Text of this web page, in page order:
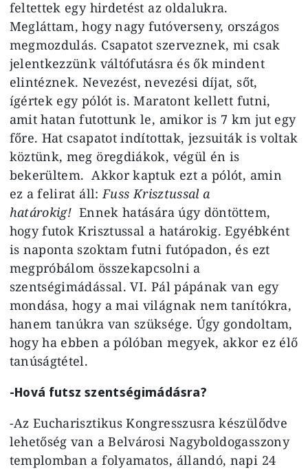
feltettek egy hirdetést az oldalukra.
Megláttam, hogy nagy futóverseny, országos
megmozdulás. Csapatot szerveznek, mi csak
jelentkezzünk váltófutásra és ők mindent
elintéznek. Nevezést, nevezési díjat, sőt,
ígértek egy pólót is. Maratont kellett futni,
amit hatan futottunk le, amikor is 7 km jut egy
főre. Hat csapatot indítottak, jezsuiták is voltak
köztünk, meg öregdiákok, végül én is
bekerültem. Akkor kaptuk ezt a pólót, amin
ez a felirat áll: Fuss Krisztussal a
határokig! Ennek hatására úgy döntöttem,
hogy futok Krisztussal a határokig. Egyébként
is naponta szoktam futni futópadon, és ezt
megpróbálom összekapcsolni a
szentségimádással. VI. Pál pápának van egy
mondása, hogy a mai világnak nem tanítókra,
hanem tanúkra van szüksége. Úgy gondoltam,
hogy ha ebben a pólóban megyek, akkor ez élő
tanúságtétel.
-Hová futsz szentségimádásra?
-Az Eucharisztikus Kongresszusra készülődve
lehetőség van a Belvárosi Nagyboldogasszony
templomban a folyamatos, állandó, napi 24